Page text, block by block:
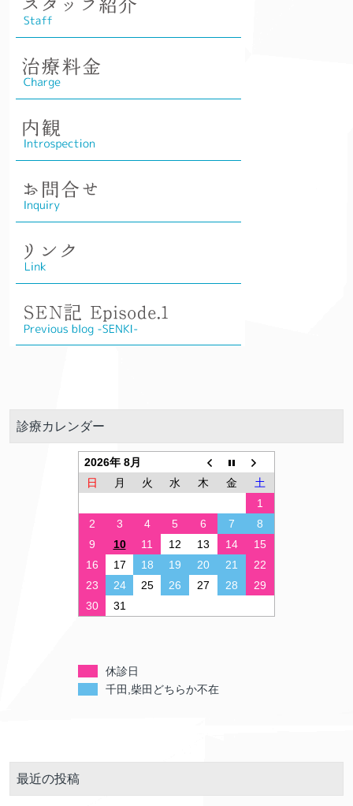
診療カレンダー
2026年 8月
日
月 火 水 木 金
土
1
2
3 4 5 6 7
8
9
10 11 12 13 14
15
16
17 18 19 20 21
22
23
24 25 26 27 28
29
30
31
休診日
千田,柴田どちらか不在
最近の投稿